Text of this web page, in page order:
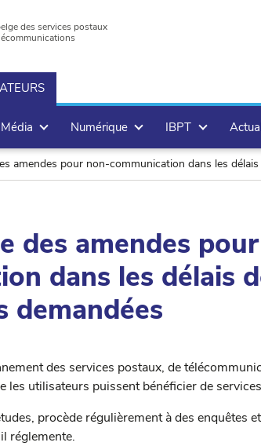
des services postaux
Média Numérique IBPT
amendes pour non-communication dans les
des amendes
dans les délais
demandées
des services postaux, de
les utilisateurs puissent bénéficier de
procède régulièrement à des enquêtes
réglemente.